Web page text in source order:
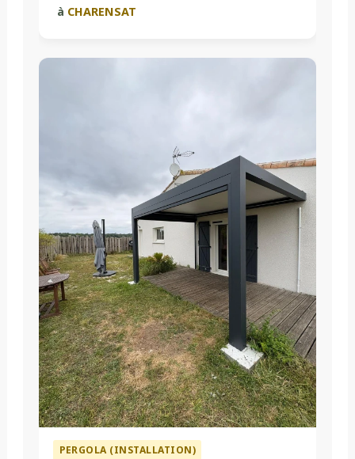
à CHARENSAT
PERGOLA (INSTALLATION)